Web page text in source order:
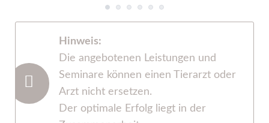
Hinweis:
Die angebotenen Leistungen und
Seminare können einen Tierarzt oder
Arzt nicht ersetzen.
Der optimale Erfolg liegt in der